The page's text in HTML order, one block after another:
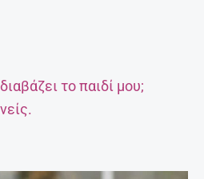
το παιδί μου;